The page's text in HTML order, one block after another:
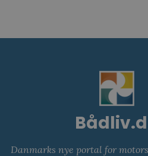
Danmarks nye portal for